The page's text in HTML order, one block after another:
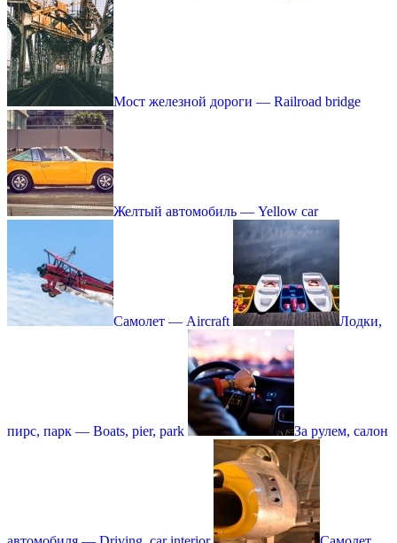
Мост железной дороги — Railroad bridge
Желтый автомобиль — Yellow car
Самолет — Aircraft Лодки,
пирс, парк — Boats, pier, park За рулем, салон